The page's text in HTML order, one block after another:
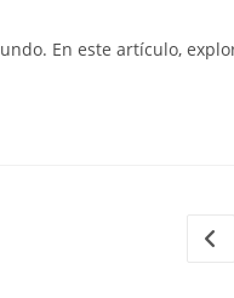
En este artículo,